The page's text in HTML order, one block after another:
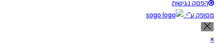
הפסק נגישות
מסופק ע"י:
×